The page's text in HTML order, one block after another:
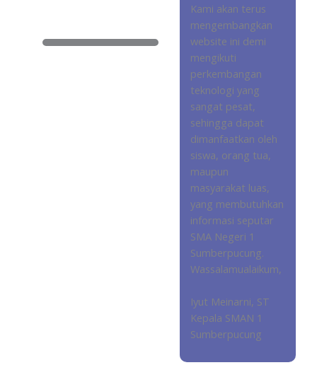
Kami akan terus
mengembangkan
website ini demi
mengikuti
perkembangan
teknologi yang
sangat pesat,
sehingga dapat
dimanfaatkan oleh
siswa, orang tua,
maupun
masyarakat luas,
yang membutuhkan
informasi seputar
SMA Negeri 1
Sumberpucung.
Wassalamualaikum,
Iyut Meinarni, ST
Kepala SMAN 1
Sumberpucung